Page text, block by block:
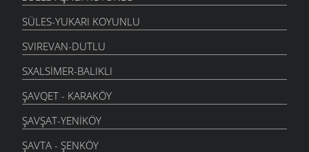
SÜLES-YUKARI KOYUNLU
SVIREVAN-DUTLU
SXALSIMER-BALIKLI
ŞAVQET - KARAKÖY
ŞAVŞAT-YENIKÖY
ŞAVTA - ŞENKÖY